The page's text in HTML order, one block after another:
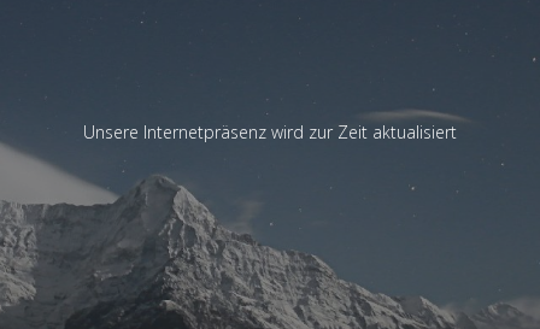
Unsere Internetpräsenz wird zur Zeit aktualisiert